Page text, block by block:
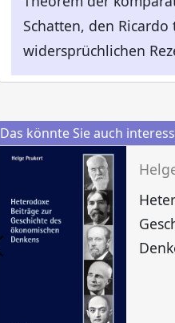
Schatten, den
widersprüchlichen
Das könnte Sie auch